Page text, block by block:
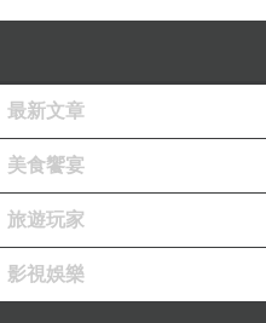
康定路173巷；講簡單一
走走看看拍拍照，夏天來
…………所以上一次蓓蓓媽
。
最新文章
美食饗宴
旅遊玩家
影視娛樂